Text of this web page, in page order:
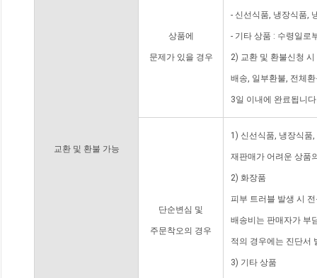
교환 및 환불 가능
상품에
문제가 있을 경우
- 신선식품, 냉장식품,
- 기타 상품 : 수령일로
2) 교환 및 환불신청
배송, 일부환불, 전체
3일 이내에 완료됩니
단순변심 및
주문착오의 경우
1) 신선식품, 냉장식품
재판매가 어려운 상품
2) 화장품
피부 트러블 발생 시
배송비는 판매자가 부
적의 경우에는 진단서
3) 기타 상품